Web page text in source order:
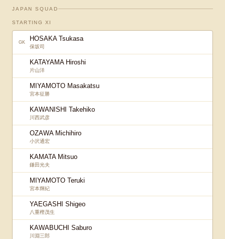
JAPAN SQUAD
STARTING XI
GK HOSAKA Tsukasa
保坂司
KATAYAMA Hiroshi
片山洋
MIYAMOTO Masakatsu
宮本征勝
KAWANISHI Takehiko
川西武彦
OZAWA Michihiro
小沢通宏
KAMATA Mitsuo
鎌田光夫
MIYAMOTO Teruki
宮本輝紀
YAEGASHI Shigeo
八重樫茂生
KAWABUCHI Saburo
川淵三郎